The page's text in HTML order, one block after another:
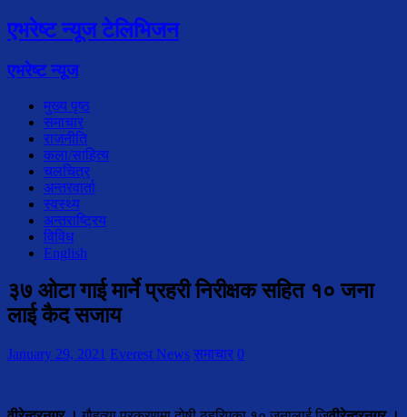
एभरेष्ट न्यूज टेलिभिजन
एभरेष्ट न्यूज
मुख्य पृष्ठ
समाचार
राजनीति
कला/साहित्य
चलचित्र
अन्तरवार्ता
स्वस्थ्य
अन्तराष्ट्रिय
विविध
English
३७ ओटा गाई मार्ने प्रहरी निरीक्षक सहित १० जना
लाई कैद सजाय
January 29, 2021 Everest News समाचार 0